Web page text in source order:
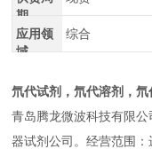
期
应用领
域
综合
氘代试剂，氘代溶剂，氘
青岛腾龙微波科技有限
器试剂公司。经营范围